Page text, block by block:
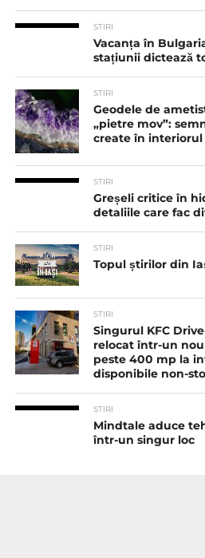
STIRI
Vacanța în
stațiunii dictează
STIRI
Geodele de
„pietre mov”:
create în interiorul
STIRI
Greșeli critice în
detaliile care fac
STIRI
Topul știrilor din
STIRI
Singurul KFC
relocat într-un
peste 400 mp la
disponibile non-
STIRI
Mindtale aduce
într-un singur loc